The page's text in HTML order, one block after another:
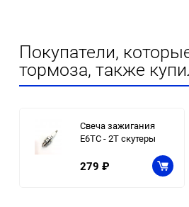
Покупатели,
тормоза, также
Свеча зажигания
E6TC - 2Т скутеры
279 ₽